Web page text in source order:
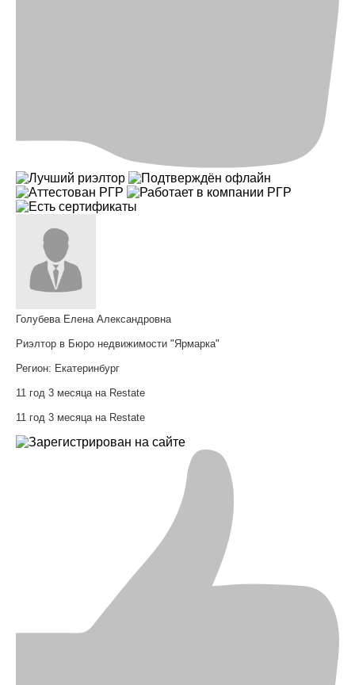
Голубева Елена Александровна
Риэлтор в Бюро недвижимости "Ярмарка"
Регион: Екатеринбург
11 год 3 месяца на Restate
11 год 3 месяца на Restate